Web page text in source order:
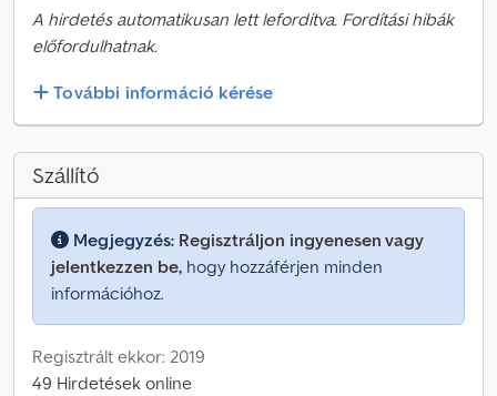
A hirdetés automatikusan lett lefordítva. Fordítási hibák
előfordulhatnak.
További információ kérése
Szállító
Megjegyzés: Regisztráljon ingyenesen vagy
jelentkezzen be, hogy hozzáférjen minden
információhoz.
Regisztrált ekkor: 2019
49 Hirdetések online